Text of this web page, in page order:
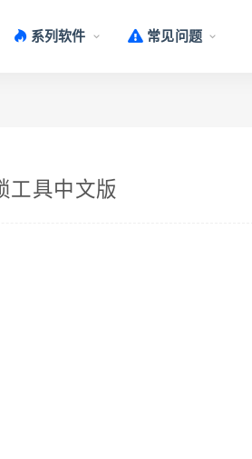
系列软件 常见问题
工具中文版